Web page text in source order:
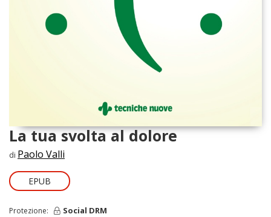
La tua svolta al dolore
di Paolo Valli
EPUB
Protezione: Social DRM